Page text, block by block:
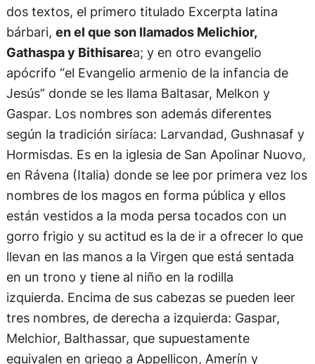
dos textos, el primero titulado Excerpta latina
bárbari, en el que son llamados Melichior,
Gathaspa y Bithisarea; y en otro evangelio
apócrifo “el Evangelio armenio de la infancia de
Jesús” donde se les llama Baltasar, Melkon y
Gaspar. Los nombres son además diferentes
según la tradición siríaca: Larvandad, Gushnasaf y
Hormisdas. Es en la iglesia de San Apolinar Nuovo,
en Rávena (Italia) donde se lee por primera vez los
nombres de los magos en forma pública y ellos
están vestidos a la moda persa tocados con un
gorro frigio y su actitud es la de ir a ofrecer lo que
llevan en las manos a la Virgen que está sentada
en un trono y tiene al niño en la rodilla
izquierda. Encima de sus cabezas se pueden leer
tres nombres, de derecha a izquierda: Gaspar,
Melchior, Balthassar, que supuestamente
equivalen en griego a Appellicon, Amerín y